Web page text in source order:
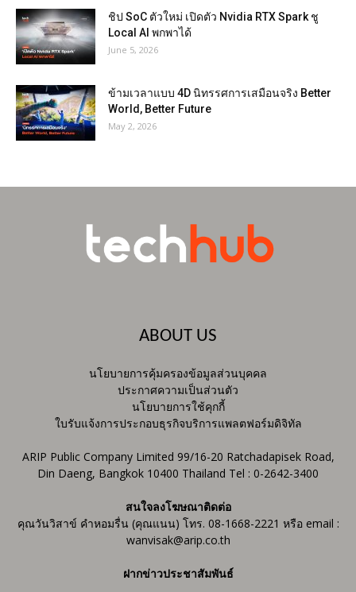
ชิป SoC ตัวใหม่ เปิดตัว Nvidia RTX Spark ชู
Local AI พกพาได้
June 5, 2026
ข้ามเวลาแบบ 4D นิทรรศการเสมือนจริง Better
World, Better Future
May 2, 2026
ABOUT US
นโยบายการคุ้มครองข้อมูลส่วนบุคคล
ประกาศความเป็นส่วนตัว
นโยบายการใช้คุกกี้
ใบรับแจ้งการประกอบธุรกิจบริการแพลตฟอร์มดิจิทัล
ARIP Public Company Limited 99/16-20 Ratchadapisek Road,
Din Daeng, Bangkok 10400 Thailand Tel : 0-2642-3400
สนใจลงโฆษณาติดต่อ
คุณวันวิสาข์ คำหอมรื่น (คุณแนน) โทร. 08-1668-2221 หรือ email :
wanvisak@arip.co.th
ฝากข่าวประชาสัมพันธ์